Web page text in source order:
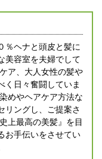
％ヘナと頭皮と髪に
美容室を夫婦でして
ア、大人女性の髪や
く日々奮闘していま
めやヘアケア方法な
リングし、ご提案さ
上最高の美髪』を目
お手伝いをさせてい